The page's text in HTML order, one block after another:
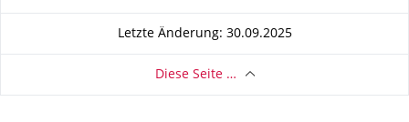
Letzte Änderung: 30.09.2025
Diese Seite …